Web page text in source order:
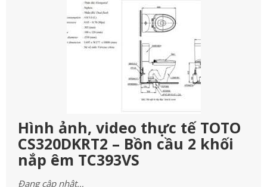
Hình ảnh, video thực tế TOTO
CS320DKRT2 – Bồn cầu 2 khối
nắp êm TC393VS
Đang cập nhật…